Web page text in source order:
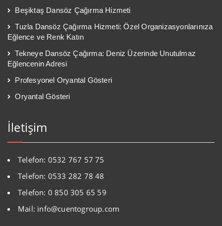
Beşiktaş Dansöz Çağırma Hizmeti
Tuzla Dansöz Çağırma Hizmeti: Özel Organizasyonlarınıza
Eğlence ve Renk Katın
Tekneye Dansöz Çağırma: Deniz Üzerinde Unutulmaz
Eğlencenin Adresi
Profesyonel Oryantal Gösteri
Oryantal Gösteri
İletişim
Telefon: 0532 767 57 75
Telefon: 0533 282 78 48
Telefon: 0 850 305 65 59
Mail: info@cuentogroup.com